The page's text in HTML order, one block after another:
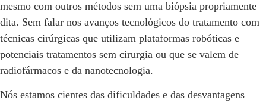
mesmo com outros métodos sem uma biópsia propriamente
dita. Sem falar nos avanços tecnológicos do tratamento com
técnicas cirúrgicas que utilizam plataformas robóticas e
potenciais tratamentos sem cirurgia ou que se valem de
radiofármacos e da nanotecnologia.
Nós estamos cientes das dificuldades e das desvantagens